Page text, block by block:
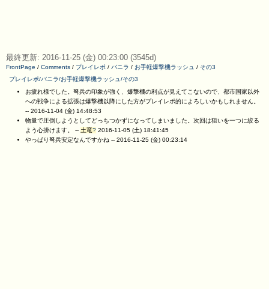
最終更新: 2016-11-25 (金) 00:23:00 (3545d)
FrontPage / Comments / プレイレポ / バニラ / お手軽爆撃機ラッシュ / その3
プレイレポ/バニラ/お手軽爆撃機ラッシュ/その3
お疲れ様でした。弩兵の印象が強く、爆撃機の利点が見えてこないので、都市国家以外
への戦争による拡張は爆撃機以降にした方がプレイレポ的によろしいかもしれません。
-- 2016-11-04 (金) 14:48:53
物量で圧倒しようとしてどっちつかずになってしまいました。次回は狙いを一つに絞る
よう心掛けます。 -- 土竜? 2016-11-05 (土) 18:41:45
やっぱり弩兵安定なんですかね -- 2016-11-25 (金) 00:23:14